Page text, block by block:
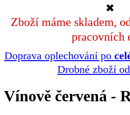
✖
Zboží máme skladem,
pracovních
Doprava oplechování po
Drobné zboží
Vínově červená -